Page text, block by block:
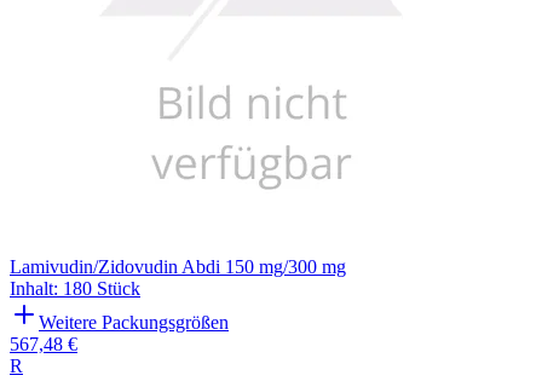
Lamivudin/Zidovudin Abdi 150 mg/300 mg
Inhalt: 180 Stück
Weitere Packungsgrößen
567,48 €
R